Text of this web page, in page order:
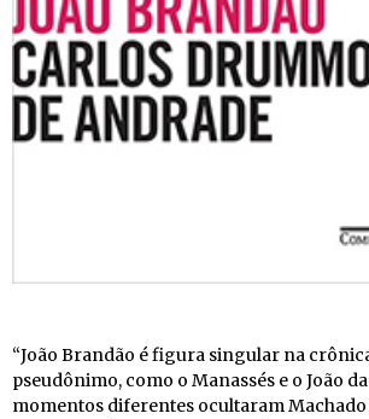
“João Brandão é figura singular na
pseudônimo, como o Manassés e o João
momentos diferentes ocultaram Machado